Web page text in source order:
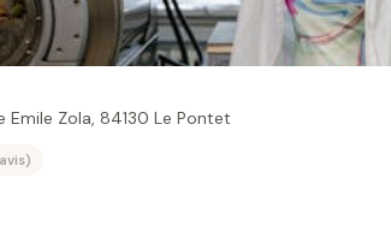
Emile Zola, 84130 Le Pontet